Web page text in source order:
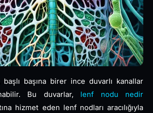
başlı başına birer ince duvarlı kanallar
Bu duvarlar, lenf nodu nedir
hizmet eden lenf nodları aracılığıyla